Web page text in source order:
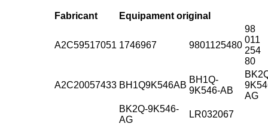
Fabricant Equipament original
A2C59517051 1746967 9801125480
98
011
254
80
A2C20057433 BH1Q9K546AB
BH1Q-
9K546-AB
AG
BK2Q-9K546-
AG
LR032067